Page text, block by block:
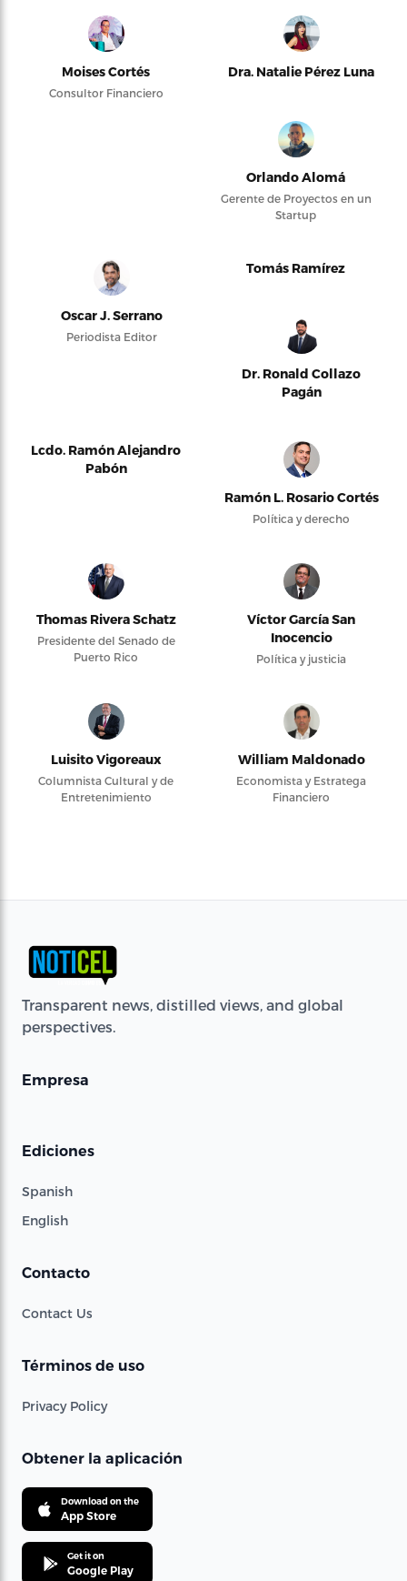
Moises Cortés
Consultor Financiero
Dra. Natalie Pérez Luna
Orlando Alomá
Gerente de Proyectos en un
Startup
Oscar J. Serrano
Periodista Editor
Tomás Ramírez
Dr. Ronald Collazo
Pagán
Lcdo. Ramón Alejandro
Pabón
Ramón L. Rosario Cortés
Política y derecho
Thomas Rivera Schatz
Presidente del Senado de
Puerto Rico
Víctor García San
Inocencio
Política y justicia
Luisito Vigoreaux
Columnista Cultural y de
Entretenimiento
William Maldonado
Economista y Estratega
Financiero
Transparent news, distilled views, and global
perspectives.
Empresa
Ediciones
Spanish
English
Contacto
Contact Us
Términos de uso
Privacy Policy
Obtener la aplicación
Download on the
App Store
Get it on
Google Play